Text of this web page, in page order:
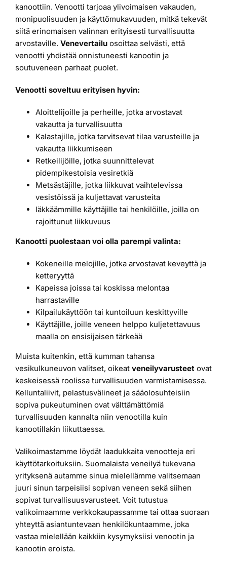
kanoottiin. Venootti tarjoaa ylivoimaisen vakauden,
monipuolisuuden ja käyttömukavuuden, mitkä tekevät
siitä erinomaisen valinnan erityisesti turvallisuutta
arvostaville. Venevertailu osoittaa selvästi, että
venootti yhdistää onnistuneesti kanootin ja
soutuveneen parhaat puolet.
Venootti soveltuu erityisen hyvin:
Aloittelijoille ja perheille, jotka arvostavat
vakautta ja turvallisuutta
Kalastajille, jotka tarvitsevat tilaa varusteille ja
vakautta liikkumiseen
Retkeilijöille, jotka suunnittelevat
pidempikestoisia vesiretkiä
Metsästäjille, jotka liikkuvat vaihtelevissa
vesistöissä ja kuljettavat varusteita
Iäkkäämmille käyttäjille tai henkilöille, joilla on
rajoittunut liikkuvuus
Kanootti puolestaan voi olla parempi valinta:
Kokeneille melojille, jotka arvostavat keveyttä ja
ketteryyttä
Kapeissa joissa tai koskissa melontaa
harrastaville
Kilpailukäyttöön tai kuntoiluun keskittyville
Käyttäjille, joille veneen helppo kuljetettavuus
maalla on ensisijaisen tärkeää
Muista kuitenkin, että kumman tahansa
vesikulkuneuvon valitset, oikeat veneilyvarusteet ovat
keskeisessä roolissa turvallisuuden varmistamisessa.
Kelluntaliivit, pelastusvälineet ja sääolosuhteisiin
sopiva pukeutuminen ovat välttämättömiä
turvallisuuden kannalta niin venootilla kuin
kanootillakin liikuttaessa.
Valikoimastamme löydät laadukkaita venootteja eri
käyttötarkoituksiin. Suomalaista veneilyä tukevana
yrityksenä autamme sinua mielellämme valitsemaan
juuri sinun tarpeisiisi sopivan veneen sekä siihen
sopivat turvallisuusvarusteet. Voit tutustua
valikoimaamme verkkokaupassamme tai ottaa suoraan
yhteyttä asiantuntevaan henkilökuntaamme, joka
vastaa mielellään kaikkiin kysymyksiisi venootin ja
kanootin eroista.